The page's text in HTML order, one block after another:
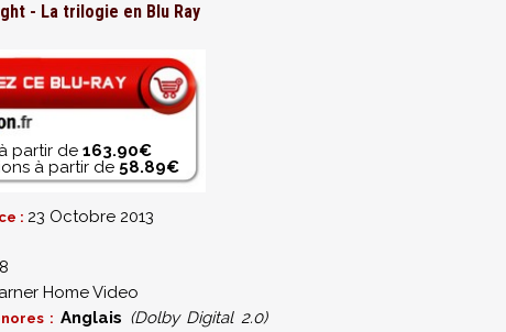
- La trilogie en Blu Ray
partir de 163.90€
à partir de 58.89€
: 23 Octobre 2013
Home Video
: Anglais (Dolby Digital 2.0)